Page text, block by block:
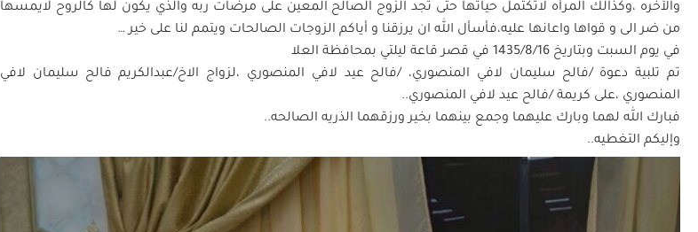
واﻵخره ،وكذالك المرأه ﻻتكتمل حياتها حتى تجد الزوج الصالح المعين على مرضات ربه والذي يكون لها كالروح ﻻيمسها
من ضر الى و قواها واعانها عليه،فأسأل الله ان يرزقنا و أياكم الزوجات الصالحات ويتمم لنا على خير …
في يوم السبت وبتاريخ 1435/8/16 في قصر قاعة ليلتي بمحافظة العلا
تم تلبية دعوة /فالح سليمان ﻻفي المنصوري، /فالح عيد ﻻفي المنصوري ،لزواج اﻻخ/عبدالكريم فالح سليمان ﻻفي
المنصوري ،على كريمة /فالح عيد ﻻفي المنصوري..
فبارك الله لهما وبارك عليهما وجمع بينهما بخير ورزقهما الذريه الصالحه..
وإليكم التغطيه..